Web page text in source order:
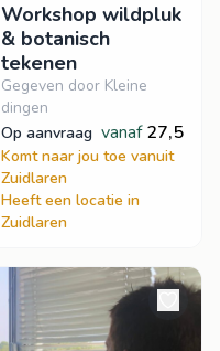
Workshop wildpluk
& botanisch
tekenen
Gegeven door Kleine
dingen
op aanvraag vanaf 27,5
Komt naar jou toe vanuit
Zuidlaren
Heeft een locatie in
Zuidlaren